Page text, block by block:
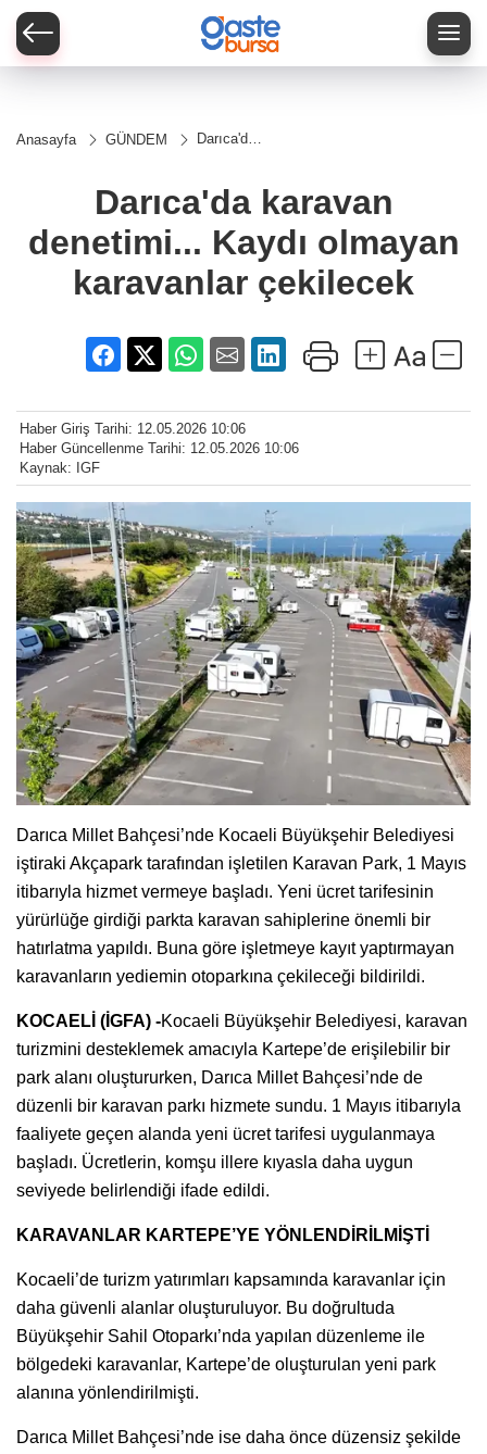
Anasayfa GÜNDEM
Darıca'da
Kaydı
olmayan
çekilecek
Darıca'da karavan
denetimi... Kaydı olmayan
karavanlar çekilecek
Haber Giriş Tarihi: 12.05.2026 10:06
Haber Güncellenme Tarihi: 12.05.2026 10:06
Kaynak: IGF
Darıca Millet Bahçesi’nde Kocaeli Büyükşehir Belediyesi
iştiraki Akçapark tarafından işletilen Karavan Park, 1 Mayıs
itibarıyla hizmet vermeye başladı. Yeni ücret tarifesinin
yürürlüğe girdiği parkta karavan sahiplerine önemli bir
hatırlatma yapıldı. Buna göre işletmeye kayıt yaptırmayan
karavanların yediemin otoparkına çekileceği bildirildi.
KOCAELİ (İGFA) -Kocaeli Büyükşehir Belediyesi, karavan
turizmini desteklemek amacıyla Kartepe’de erişilebilir bir
park alanı oluştururken, Darıca Millet Bahçesi’nde de
düzenli bir karavan parkı hizmete sundu. 1 Mayıs itibarıyla
faaliyete geçen alanda yeni ücret tarifesi uygulanmaya
başladı. Ücretlerin, komşu illere kıyasla daha uygun
seviyede belirlendiği ifade edildi.
KARAVANLAR KARTEPE’YE YÖNLENDİRİLMİŞTİ
Kocaeli’de turizm yatırımları kapsamında karavanlar için
daha güvenli alanlar oluşturuluyor. Bu doğrultuda
Büyükşehir Sahil Otoparkı’nda yapılan düzenleme ile
bölgedeki karavanlar, Kartepe’de oluşturulan yeni park
alanına yönlendirilmişti.
Darıca Millet Bahçesi’nde ise daha önce düzensiz şekilde